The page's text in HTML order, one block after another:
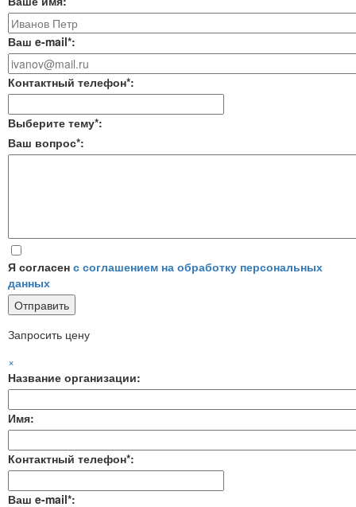
Ваш e-mail*:
Контактный телефон*:
Выберите тему*:
Ваш вопрос*:
Я согласен с соглашением на обработку персональных
данных
Запросить цену
×
Название организации:
Имя:
Контактный телефон*:
Ваш e-mail*: